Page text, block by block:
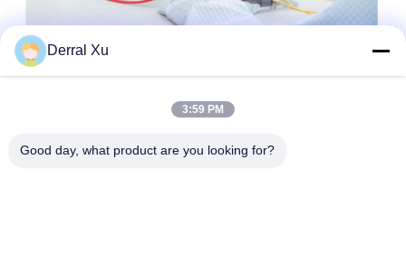
Derral Xu
3:59 PM
Good day, what product are you looking for?